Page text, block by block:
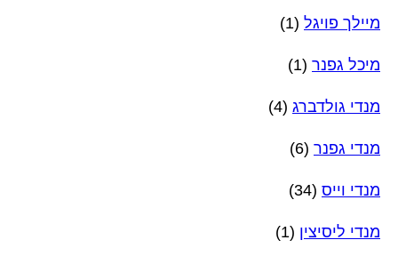
מיילך פויגל (1)
מיכל גפנר (1)
מנדי גולדברג (4)
מנדי גפנר (6)
מנדי וייס (34)
מנדי ליסיצין (1)